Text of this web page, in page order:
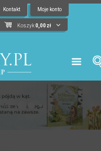
Kontakt Moje konto
Koszyk 0,00 zł